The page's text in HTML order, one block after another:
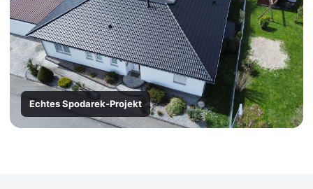
Echtes Spodarek-Projekt